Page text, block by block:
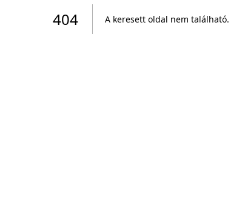
404 A keresett oldal nem található.